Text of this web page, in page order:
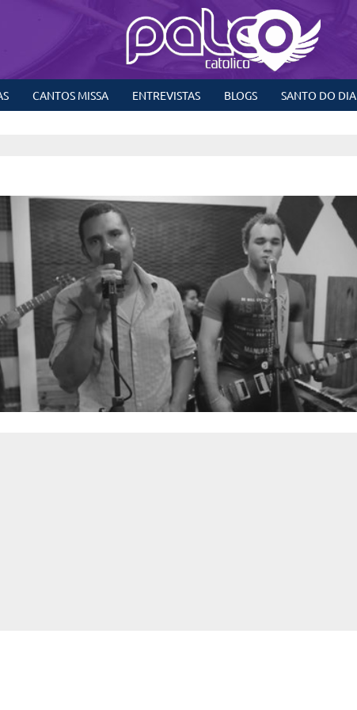
CANTOS MISSA ENTREVISTAS BLOGS SANTO DO DIA